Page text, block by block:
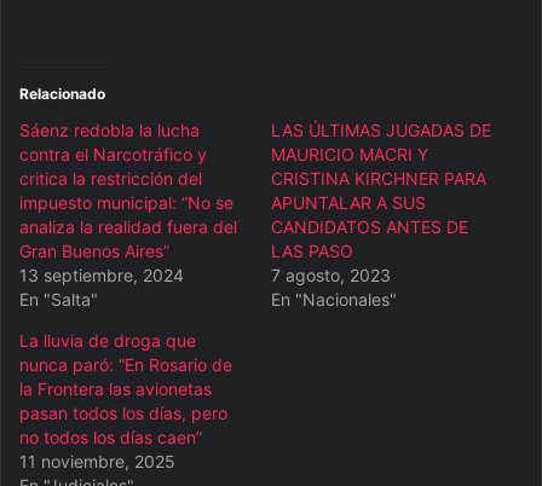
Relacionado
Sáenz redobla la lucha
contra el Narcotráfico y
critica la restricción del
impuesto municipal: “No se
analiza la realidad fuera del
Gran Buenos Aires”
13 septiembre, 2024
En "Salta"
LAS ÚLTIMAS JUGADAS DE
MAURICIO MACRI Y
CRISTINA KIRCHNER PARA
APUNTALAR A SUS
CANDIDATOS ANTES DE
LAS PASO
7 agosto, 2023
En "Nacionales"
La lluvia de droga que
nunca paró: “En Rosario de
la Frontera las avionetas
pasan todos los días, pero
no todos los días caen”
11 noviembre, 2025